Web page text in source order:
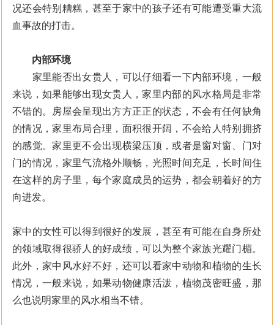
况还会特别糟糕，甚至于家中的孩子还有可能遭受重大流
血事故的打击。
内部环境
家里能否出女贵人，可以仔细看一下内部环境，一般
来说，如果能够出现女贵人，家里内部的风水格局是非常
不错的。房屋会呈现出方方正正的状态，不会有任何缺角
的情况，家里布局合理，面积很开阔，不会给人特别拥挤
的感觉。家里更不会出现横梁压顶，或者是窗对窗、门对
门的情况，家里气流格外顺畅，光照时间充足，长时间住
在这样的房子里，每个家庭成员的运势，都会朝着好的方
向进发。
家中的女性可以得到很好的发展，甚至有可能在自身所处
的领域取得很骄人的好成绩，可以为整个家族光耀门楣。
此外，家中风水好不好，还可以看家中动物和植物的生长
情况，一般来说，如果动物健康活泼，植物茂密旺盛，那
么也说明家里的风水相当不错。